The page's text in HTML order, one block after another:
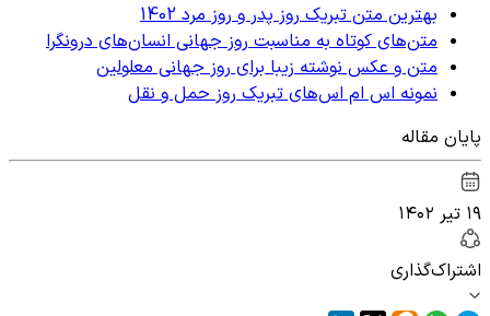
بهترین متن تبریک روز پدر و روز مرد 1402
متن‌های کوتاه به مناسبت روز جهانی انسان‌های درونگرا
متن و عکس نوشته زیبا برای روز جهانی معلولین
نمونه اس ام اس‌های تبریک روز حمل و نقل
پایان مقاله
۱۹ تیر ۱۴۰۲
اشتراک‌گذاری